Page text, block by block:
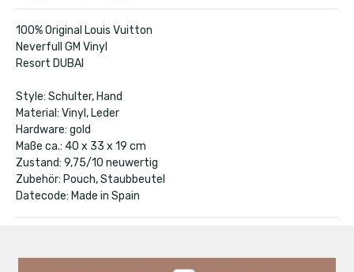
100% Original Louis Vuitton
Neverfull GM Vinyl
Resort DUBAI
Style: Schulter, Hand
Material: Vinyl, Leder
Hardware: gold
Maße ca.: 40 x 33 x 19 cm
Zustand: 9,75/10 neuwertig
Zubehör: Pouch, Staubbeutel
Datecode: Made in Spain